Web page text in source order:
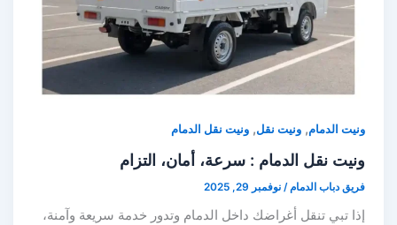
ونيت الدمام,ونيت نقل, ونيت نقل الدمام
ونيت نقل الدمام : سرعة، أمان، التزام
فريق دباب الدمام/نوفمبر 29, 2025
إذا تبي تنقل أغراضك داخل الدمام وتدور خدمة سريعة وآمنة،